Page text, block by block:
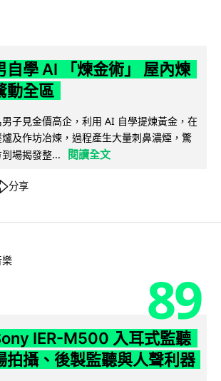
自學 AI 「煉金術」 屋內煉
動全區
子見金價高企，利用 AI 自學提煉黃金，在
及作坊冶煉，過程產生大量刺鼻濃煙，驚
場揭發整...
閱讀全文
分享
89
IER-M500 入耳式監聽
拍攝、後製監聽與人聲利器